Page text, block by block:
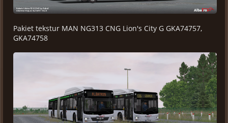
Pakiet tekstur MAN NG313 CNG Lion's City G GKA74757,
GKA74758